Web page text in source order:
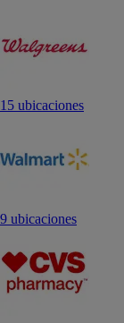
15 ubicaciones
9 ubicaciones